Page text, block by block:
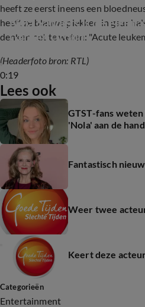
heeft ze eerst ineens een
heeft ze blauwe plekken in gaar
denken het te weten: "Acute
0:19
Nola Sanders is de
Garden Group
(Headerfoto bron: RTL)
Lees ook
GTST-fans
'Nola' aan de hand
Fantastisch
Weer twee
Keert deze
Categorieën
Entertainment